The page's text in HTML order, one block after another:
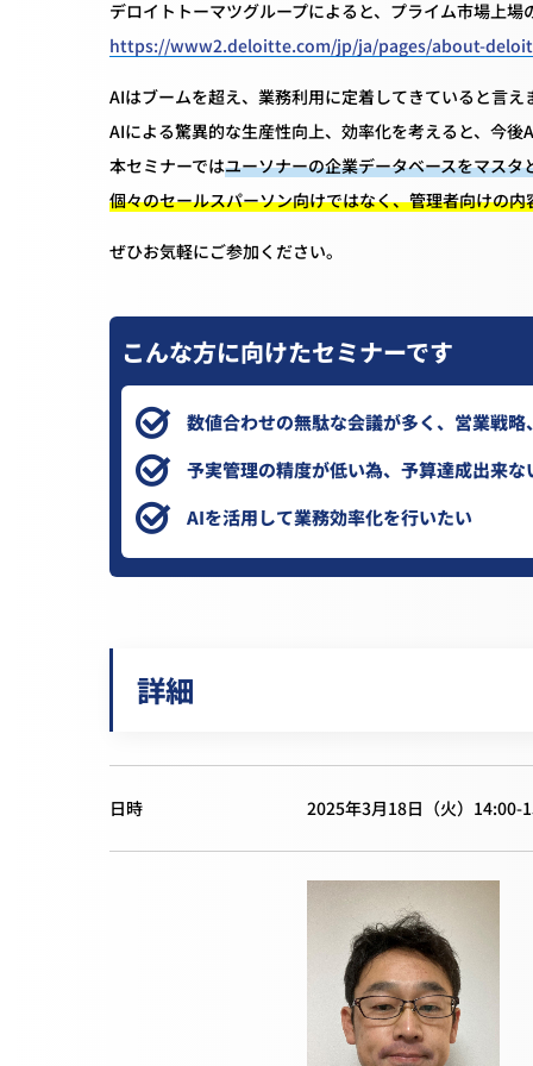
デロイトトーマツグループによると、プライム市場上
https://www2.deloitte.com/jp/ja/pages/about-
AIはブームを超え、業務利用に定着してきていると言え
AIによる驚異的な生産性向上、効率化を考えると、今
本セミナーではユーソナーの企業データベースをマス
個々のセールスパーソン向けではなく、管理者向けの内
ぜひお気軽にご参加ください。
こんな方に向けたセミナーです
数値合わせの無駄な会議が多く、営業戦
予実管理の精度が低い為、予算達成出来
AIを活用して業務効率化を行いたい
詳細
日時 2025年3月18日（火）14:00-